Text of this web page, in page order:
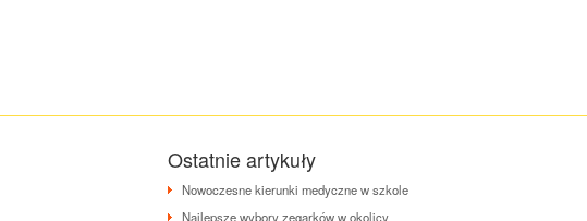
Ostatnie artykuły
Nowoczesne kierunki medyczne w szkole
Najlepsze wybory zegarków w okolicy